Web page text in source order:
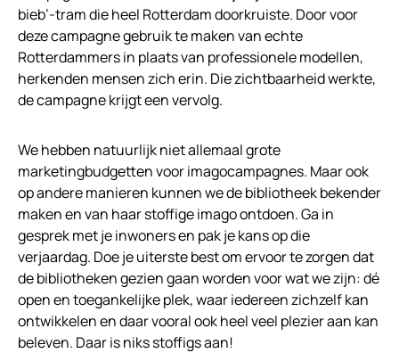
bieb’-tram die heel Rotterdam doorkruiste. Door voor
deze campagne gebruik te maken van echte
Rotterdammers in plaats van professionele modellen,
herkenden mensen zich erin. Die zichtbaarheid werkte,
de campagne krijgt een vervolg.
We hebben natuurlijk niet allemaal grote
marketingbudgetten voor imagocampagnes. Maar ook
op andere manieren kunnen we de bibliotheek bekender
maken en van haar stoffige imago ontdoen. Ga in
gesprek met je inwoners en pak je kans op die
verjaardag. Doe je uiterste best om ervoor te zorgen dat
de bibliotheken gezien gaan worden voor wat we zijn: dé
open en toegankelijke plek, waar iedereen zichzelf kan
ontwikkelen en daar vooral ook heel veel plezier aan kan
beleven. Daar is niks stoffigs aan!